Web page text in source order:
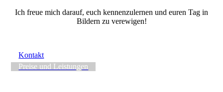
Ich freue mich darauf, euch kennenzulernen und euren Tag in
Bildern zu verewigen!
Kontakt
Preise und Leistungen